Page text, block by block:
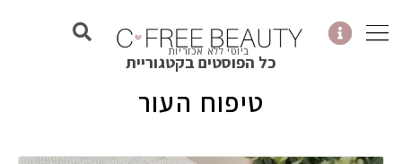
לתוכן
ביוטי ללא אכזריות
כל הפוסטים בקטגוריית
טיפוח העור